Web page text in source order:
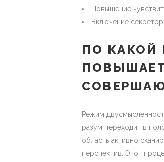
Повышение
Включение
ПО КАКОЙ
Режим
разум переходит в
область активно
перспектив. Этот